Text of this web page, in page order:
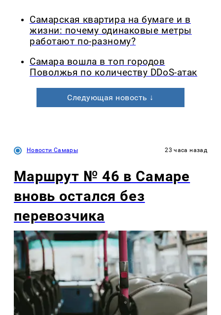
Самарская квартира на бумаге и в
жизни: почему одинаковые метры
работают по-разному?
Самара вошла в топ городов
Поволжья по количеству DDoS-атак
Следующая новость ↓
Новости Самары 23 часа назад
Маршрут № 46 в Самаре
вновь остался без
перевозчика